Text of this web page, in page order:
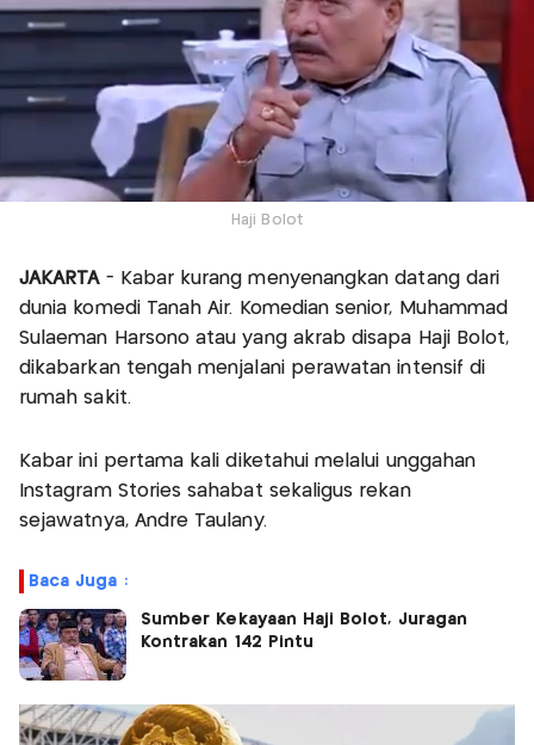
Haji Bolot
JAKARTA- Kabar kurang menyenangkan datang dari
dunia komedi Tanah Air. Komedian senior, Muhammad
Sulaeman Harsono atau yang akrab disapa Haji Bolot,
dikabarkan tengah menjalani perawatan intensif di
rumah sakit.
Kabar ini pertama kali diketahui melalui unggahan
Instagram Stories sahabat sekaligus rekan
sejawatnya, Andre Taulany.
Baca Juga :
Sumber Kekayaan Haji Bolot, Juragan
Kontrakan 142 Pintu